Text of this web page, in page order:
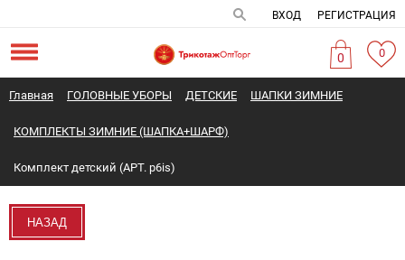
ВХОД РЕГИСТРАЦИЯ
0 0
Главная ГОЛОВНЫЕ УБОРЫ ДЕТСКИЕ ШАПКИ ЗИМНИЕ
КОМПЛЕКТЫ ЗИМНИЕ (ШАПКА+ШАРФ)
Комплект детский (АРТ. p6is)
НАЗАД